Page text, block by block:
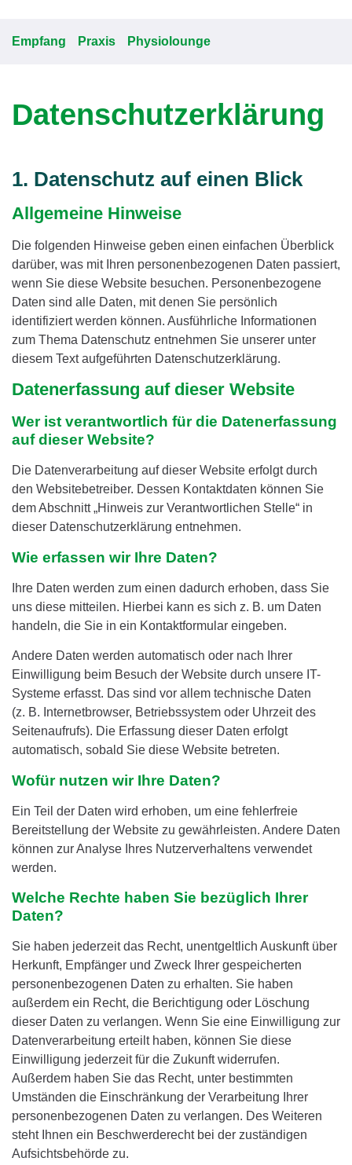
Empfang Praxis Physiolounge
Datenschutzerklärung
1. Datenschutz auf einen Blick
Allgemeine Hinweise
Die folgenden Hinweise geben einen einfachen Überblick
darüber, was mit Ihren personenbezogenen Daten passiert,
wenn Sie diese Website besuchen. Personenbezogene
Daten sind alle Daten, mit denen Sie persönlich
identifiziert werden können. Ausführliche Informationen
zum Thema Datenschutz entnehmen Sie unserer unter
diesem Text aufgeführten Datenschutzerklärung.
Datenerfassung auf dieser Website
Wer ist verantwortlich für die Datenerfassung
auf dieser Website?
Die Datenverarbeitung auf dieser Website erfolgt durch
den Websitebetreiber. Dessen Kontaktdaten können Sie
dem Abschnitt „Hinweis zur Verantwortlichen Stelle“ in
dieser Datenschutzerklärung entnehmen.
Wie erfassen wir Ihre Daten?
Ihre Daten werden zum einen dadurch erhoben, dass Sie
uns diese mitteilen. Hierbei kann es sich z. B. um Daten
handeln, die Sie in ein Kontaktformular eingeben.
Andere Daten werden automatisch oder nach Ihrer
Einwilligung beim Besuch der Website durch unsere IT-
Systeme erfasst. Das sind vor allem technische Daten
(z. B. Internetbrowser, Betriebssystem oder Uhrzeit des
Seitenaufrufs). Die Erfassung dieser Daten erfolgt
automatisch, sobald Sie diese Website betreten.
Wofür nutzen wir Ihre Daten?
Ein Teil der Daten wird erhoben, um eine fehlerfreie
Bereitstellung der Website zu gewährleisten. Andere Daten
können zur Analyse Ihres Nutzerverhaltens verwendet
werden.
Welche Rechte haben Sie bezüglich Ihrer
Daten?
Sie haben jederzeit das Recht, unentgeltlich Auskunft über
Herkunft, Empfänger und Zweck Ihrer gespeicherten
personenbezogenen Daten zu erhalten. Sie haben
außerdem ein Recht, die Berichtigung oder Löschung
dieser Daten zu verlangen. Wenn Sie eine Einwilligung zur
Datenverarbeitung erteilt haben, können Sie diese
Einwilligung jederzeit für die Zukunft widerrufen.
Außerdem haben Sie das Recht, unter bestimmten
Umständen die Einschränkung der Verarbeitung Ihrer
personenbezogenen Daten zu verlangen. Des Weiteren
steht Ihnen ein Beschwerderecht bei der zuständigen
Aufsichtsbehörde zu.